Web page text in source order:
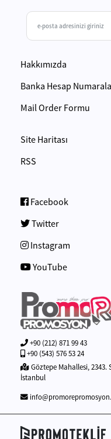
Hakkımızda
Banka Hesap
Mail Order Formu
Site Haritası
RSS
Facebook
Twitter
Instagram
YouTube
+90 (212) 871 99 43
+90 (543) 576 53 24
Göztepe Mahallesi,
İstanbul